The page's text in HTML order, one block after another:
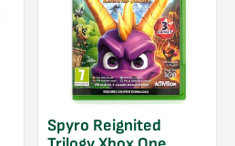
Spyro Reignited